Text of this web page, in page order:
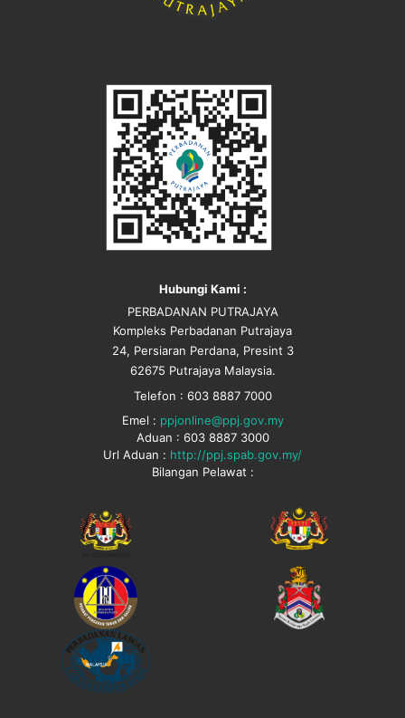
Hubungi Kami :
PERBADANAN PUTRAJAYA
Kompleks Perbadanan Putrajaya
24, Persiaran Perdana, Presint 3
62675 Putrajaya Malaysia.
Telefon : 603 8887 7000
Emel : ppjonline@ppj.gov.my
Aduan : 603 8887 3000
Url Aduan : http://ppj.spab.gov.my/
Bilangan Pelawat :